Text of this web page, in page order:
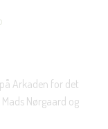
på Arkaden for det
Nørgaard og